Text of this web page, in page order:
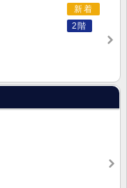
新着
2階